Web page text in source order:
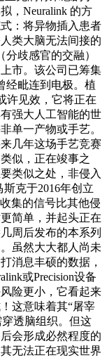
，Neuralink 的方
：将异物插入患者
类大脑无法间接的
歧感官的交融）
市。该公司已筹集
经毗连到电极。植
许见效，它将正在
强大人工智能的世
单一产物或手艺。
几年这场手艺竞赛
似，正在竣事之
类似之处，非侵入
克于2016年创立
集的信号比其他侵
简单，并起头正在
周后发布的本系列
虽然大大都人尚未
消息丰硕的数据，
或Precision设备
险更小，它看起来
这意味着其“屠宰
透脑组织。但这
会形成必然程度的
无法正在现实世界